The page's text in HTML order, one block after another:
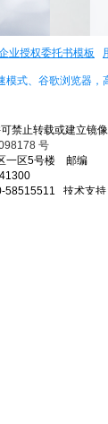
业授权委托书模板
式、谷歌浏览器，
禁止转载或建立镜像
号
一区5号楼 邮编
58515511 技术支持